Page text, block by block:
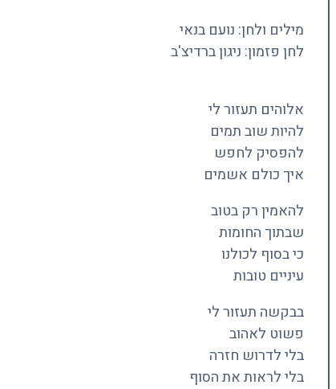
מילים ולחן: נועם בנאי
לחן פזמון: ניגון ברדיצ'ב
אלוהים תעזור לי
להיות שוב תמים
להפסיק לחפש
איך כולם אשמים
להאמין רק בטוב
שבתוך החומות
כי בסוף לכולנו
עיניים טובות
בבקשה תעזור לי
פשוט לאהוב
בלי לדרוש חזרה
בלי לראות את הסוף